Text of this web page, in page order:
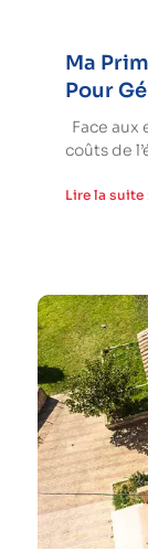
Ma
Pour
Face aux
coûts de
Lire la suite